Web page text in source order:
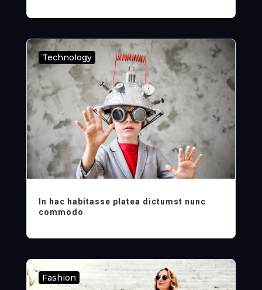
Technology
In hac habitasse platea dictumst nunc
commodo
Fashion